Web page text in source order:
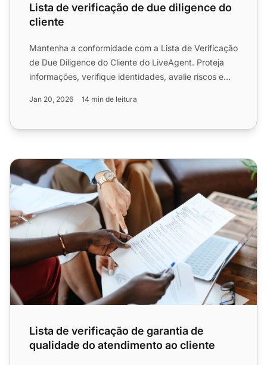
Lista de verificação de due diligence do
cliente
Mantenha a conformidade com a Lista de Verificação
de Due Diligence do Cliente do LiveAgent. Proteja
informações, verifique identidades, avalie riscos e
Jan 20, 2026 14 min de leitura
Lista de verificação de garantia de qualidade do
Lista de verificação de garantia de
qualidade do atendimento ao cliente